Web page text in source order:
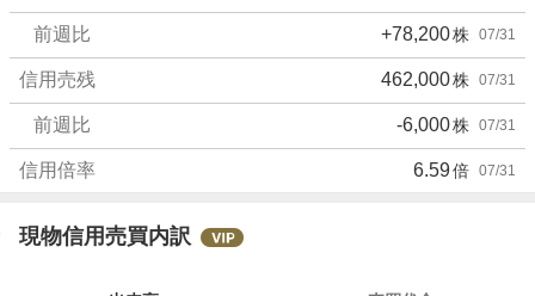
%
、
強
く
売
た
前週比 +78,200株 07/31
信用売残 462,000株 07/31
前週比 -6,000株 07/31
信用倍率 6.59倍 07/31
現物信用売買内訳